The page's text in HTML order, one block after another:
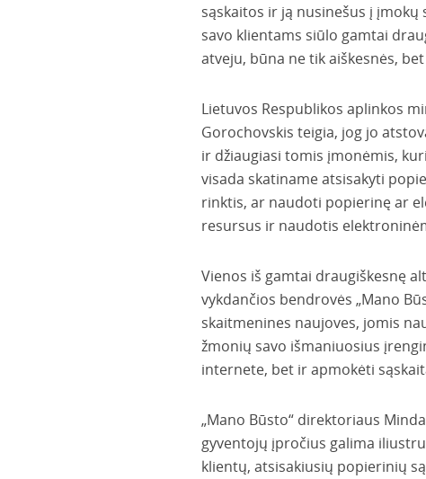
sąskaitos ir ją nusinešus į
savo klientams siūlo gamtai
atveju, būna ne tik aiškesnės,
Lietuvos Respublikos aplinkos
Gorochovskis teigia, jog jo
ir džiaugiasi tomis įmonėmis,
visada skatiname atsisakyti
rinktis, ar naudoti popierinę ar
resursus ir naudotis
Vienos iš gamtai draugiškesnę
vykdančios bendrovės „Mano
skaitmenines naujoves, jomis
žmonių savo išmaniuosius
internete, bet ir apmokėti
„Mano Būsto“ direktoriaus
gyventojų įpročius galima
klientų, atsisakiusių popierinių